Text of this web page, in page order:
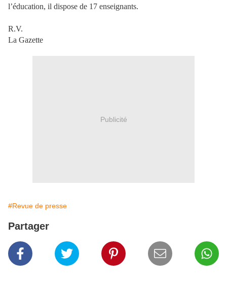
l’éducation, il dispose de 17 enseignants.
R.V.
La Gazette
Publicité
#Revue de presse
Partager